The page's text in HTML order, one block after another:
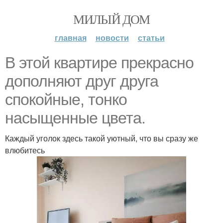
МИЛЫЙ ДОМ
главная новости статьи
В этой квартире прекрасно
дополняют друг друга
спокойные, тонко
насыщенные цвета.
Каждый уголок здесь такой уютный, что вы сразу же
влюбитесь